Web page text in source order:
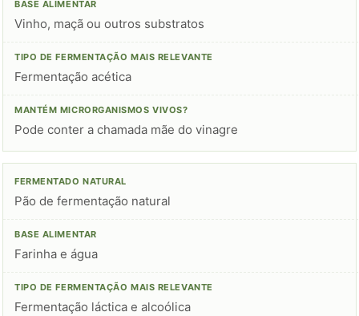
Vinho, maçã ou outros substratos
Fermentação acética
Pode conter a chamada mãe do vinagre
Pão de fermentação natural
Farinha e água
Fermentação láctica e alcoólica